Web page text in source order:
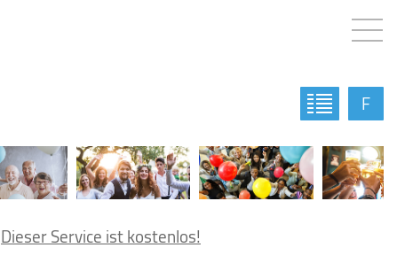
F
Dieser Service ist kostenlos!